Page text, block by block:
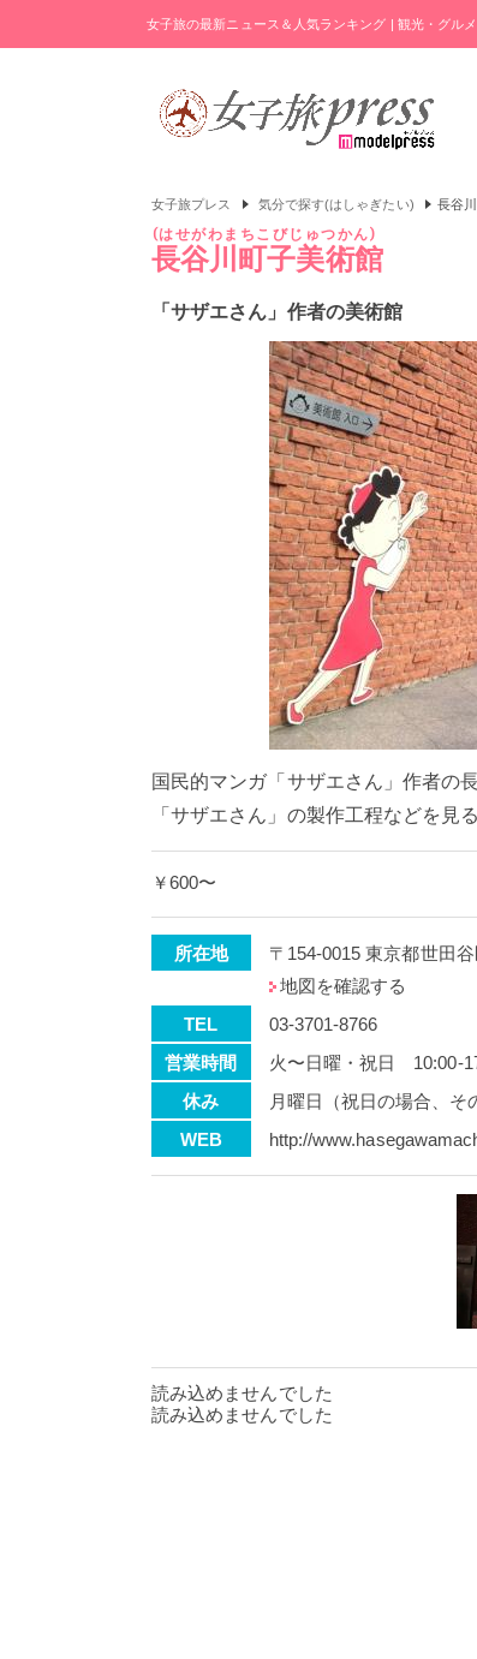
女子旅の最新ニュース＆人気ランキング | 観光・グル
女子旅プレス 気分で探す(はしゃぎたい) 長谷
長谷川町子美術館
はせがわまちこびじゅつかん
「サザエさん」作者の美術館
国民的マンガ「サザエさん」作者の
「サザエさん」の製作工程などを見
￥600〜
所在地
〒154-0015 東京都世田
地図を確認する
TEL
03-3701-8766
営業時間
火〜日曜・祝日 10:00-
休み
月曜日（祝日の場合、
WEB
http://
読み込めませんでした
読み込めませんでした